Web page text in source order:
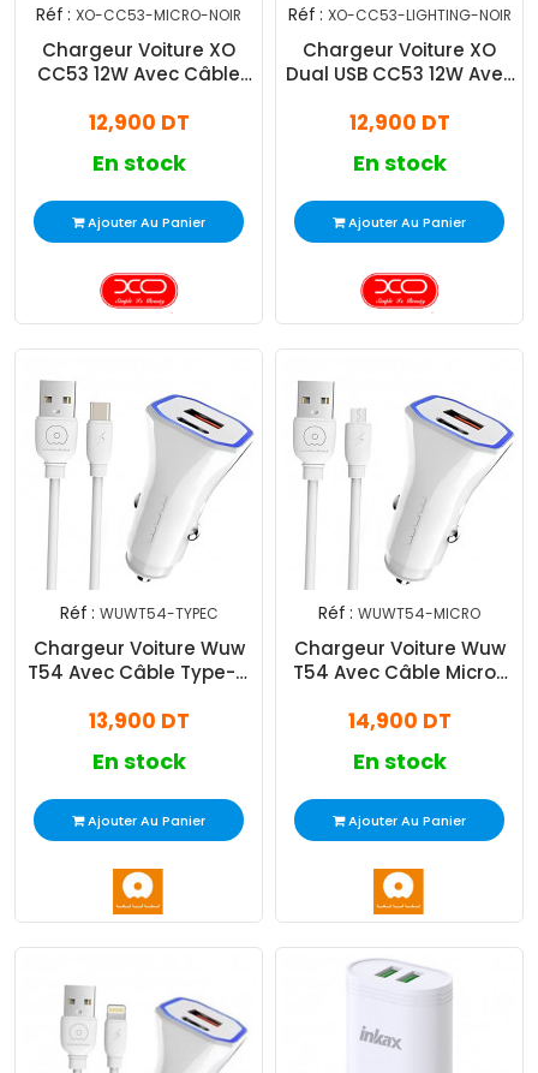
Réf : XO-CC53-MICRO-NOIR
Chargeur Voiture XO
CC53 12W Avec Câble
12,900 DT
En stock
Ajouter Au Panier
Réf : XO-CC53-LIGHTING-NOIR
Chargeur Voiture XO
Dual USB CC53 12W Avec
12,900 DT
En stock
Ajouter Au Panier
Réf : WUWT54-TYPEC
Chargeur Voiture Wuw
T54 Avec Câble Type-C
13,900 DT
En stock
Ajouter Au Panier
Réf : WUWT54-MICRO
Chargeur Voiture Wuw
T54 Avec Câble Micro-
14,900 DT
En stock
Ajouter Au Panier